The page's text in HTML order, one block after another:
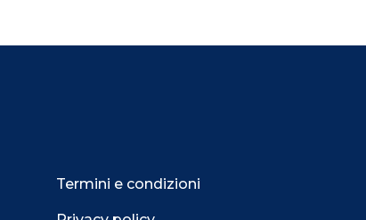
Termini e condizioni